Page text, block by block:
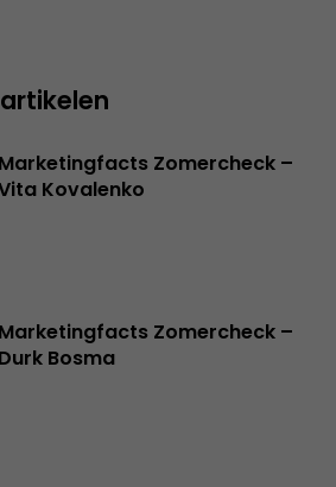
Marketingfacts Zomercheck –
Kovalenko
Marketingfacts Zomercheck –
Durk Bosma